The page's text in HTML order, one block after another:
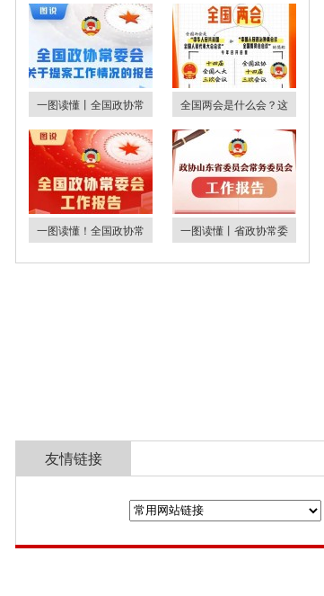
一图读懂丨全国政协常 全国两会是什么会？这
一图读懂！全国政协常 一图读懂丨省政协常委
友情链接